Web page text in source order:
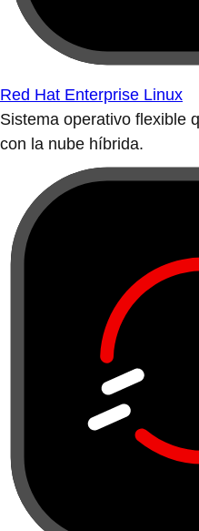
Red Hat Enterprise Linux
Sistema operativo flexible
con la nube híbrida.